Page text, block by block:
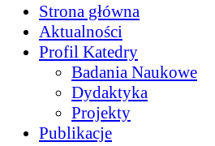
Strona główna
Aktualności
Profil Katedry
Badania Naukowe
Dydaktyka
Projekty
Publikacje